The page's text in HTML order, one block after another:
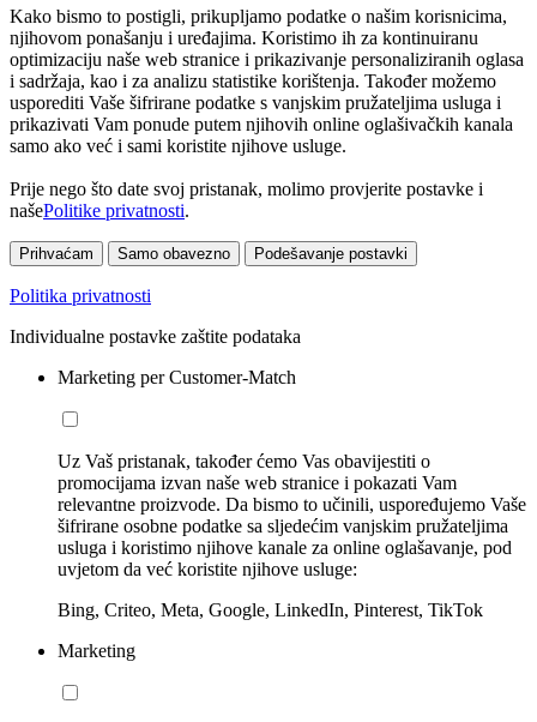
Kako bismo to postigli, prikupljamo podatke o našim korisnicima,
njihovom ponašanju i uređajima. Koristimo ih za kontinuiranu
optimizaciju naše web stranice i prikazivanje personaliziranih oglasa
i sadržaja, kao i za analizu statistike korištenja. Također možemo
usporediti Vaše šifrirane podatke s vanjskim pružateljima usluga i
prikazivati Vam ponude putem njihovih online oglašivačkih kanala
samo ako već i sami koristite njihove usluge.
Prije nego što date svoj pristanak, molimo provjerite postavke i
našePolitike privatnosti.
Prihvaćam Samo obavezno Podešavanje postavki
Politika privatnosti
Individualne postavke zaštite podataka
Marketing per Customer-Match
Uz Vaš pristanak, također ćemo Vas obavijestiti o
promocijama izvan naše web stranice i pokazati Vam
relevantne proizvode. Da bismo to učinili, uspoređujemo Vaše
šifrirane osobne podatke sa sljedećim vanjskim pružateljima
usluga i koristimo njihove kanale za online oglašavanje, pod
uvjetom da već koristite njihove usluge:
Bing, Criteo, Meta, Google, LinkedIn, Pinterest, TikTok
Marketing